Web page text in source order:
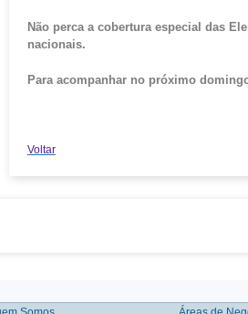
Não perca a cobertura especial das
nacionais.
Para acompanhar no próximo
Voltar